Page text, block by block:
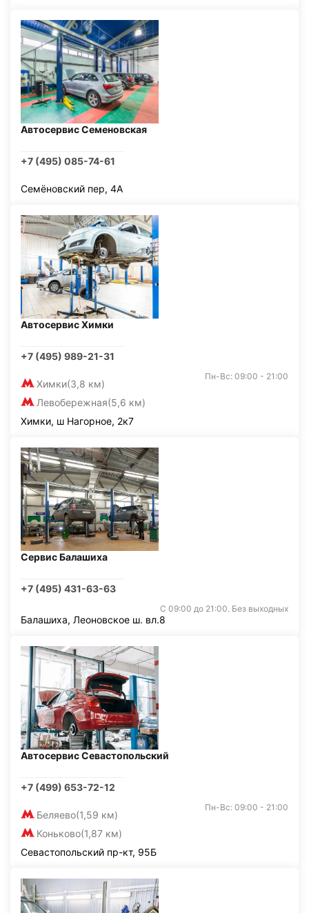
Автосервис Семеновская
+7 (495) 085-74-61
Семёновский пер, 4А
Автосервис Химки
+7 (495) 989-21-31
Химки(3,8 км)
Левобережная(5,6 км)
Пн-Вс: 09:00 - 21:00
Химки, ш Нагорное, 2к7
Сервис Балашиха
+7 (495) 431-63-63
С 09:00 до 21:00. Без выходных
Балашиха, Леоновское ш. вл.8
Автосервис Севастопольский
+7 (499) 653-72-12
Беляево(1,59 км)
Коньково(1,87 км)
Пн-Вс: 09:00 - 21:00
Севастопольский пр-кт, 95Б